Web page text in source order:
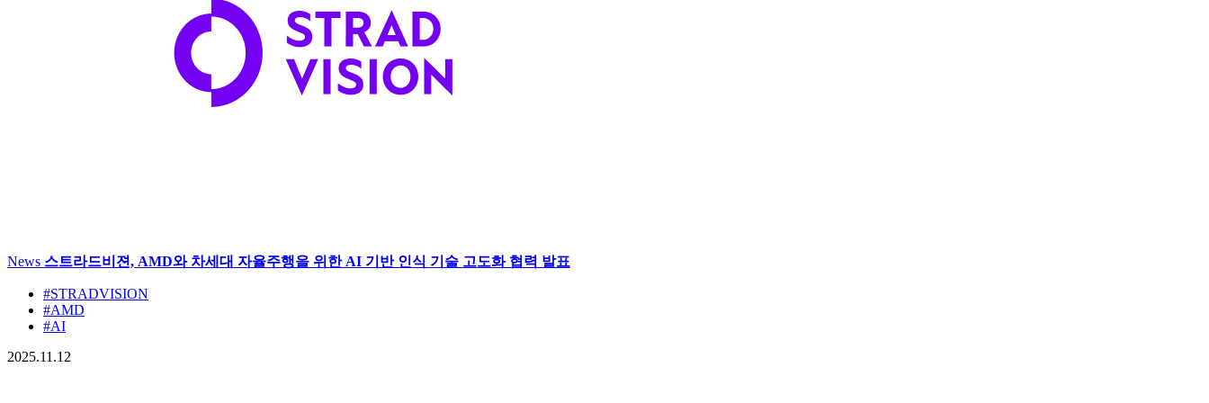
News 스트라드비젼, AMD와 차세대 자율주행을 위한 AI 기반 인식 기술 고도화 협력 발표
#STRADVISION
#AMD
#AI
2025.11.12